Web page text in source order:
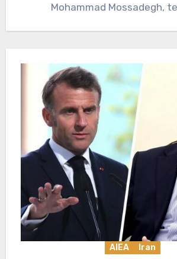
Mohammad Mossadegh,
AIEA Iran